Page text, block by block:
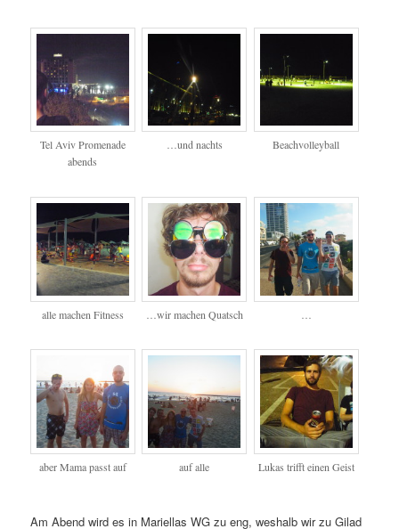
Tel Aviv Promenade
abends
…und nachts Beachvolleyball
alle machen Fitness …wir machen Quatsch
aber Mama passt auf auf alle Lukas trifft einen Geist
Am Abend wird es in Mariellas WG zu eng, weshalb wir zu Gilad